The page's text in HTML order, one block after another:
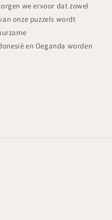
we ervoor dat zowel
onze puzzels wordt
en Oeganda worden